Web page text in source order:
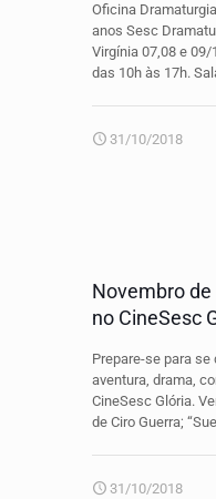
Oficina
anos Sesc
Virgínia 07,08 e
das 10h às 17h.
31/10/2018
Novembro
no CineSesc
Prepare-se para
aventura, drama,
CineSesc Glória.
de Ciro Guerra;
31/10/2018